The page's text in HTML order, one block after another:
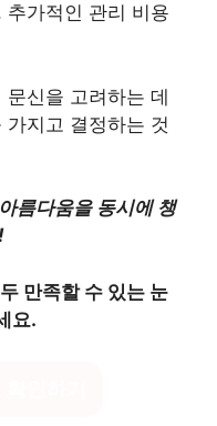
가적인 관리 비용
신을 고려하는 데
지고 결정하는 것
름다움을 동시에 챙
만족할 수 있는 눈
요.